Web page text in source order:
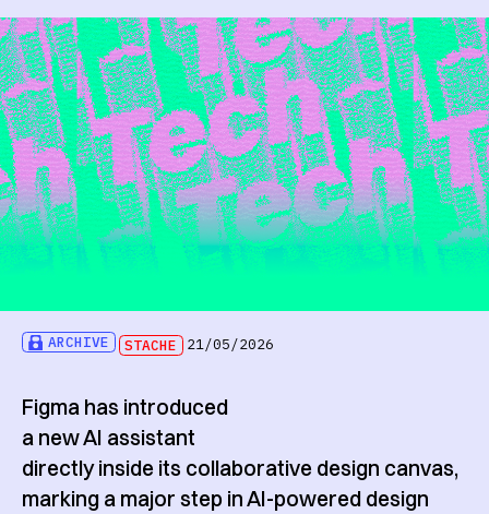
ARCHIVE STACHE 21/05/2026
Figma has introduced
a new AI assistant
directly inside its collaborative design canvas,
marking a major step in AI-powered design